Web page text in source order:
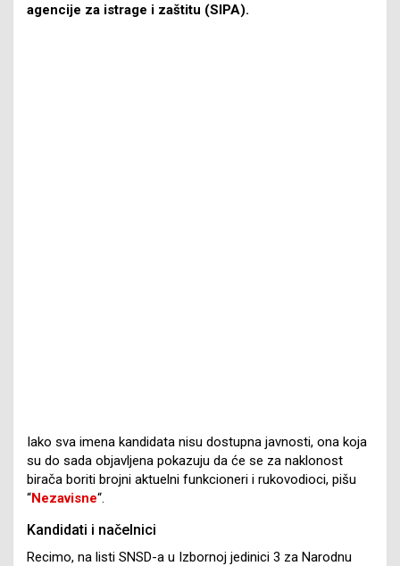
agencije za istrage i zaštitu (SIPA).
Iako sva imena kandidata nisu dostupna javnosti, ona koja
su do sada objavljena pokazuju da će se za naklonost
birača boriti brojni aktuelni funkcioneri i rukovodioci, pišu
“Nezavisne“.
Kandidati i načelnici
Recimo, na listi SNSD-a u Izbornoj jedinici 3 za Narodnu